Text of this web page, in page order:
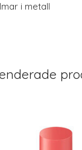
i metall